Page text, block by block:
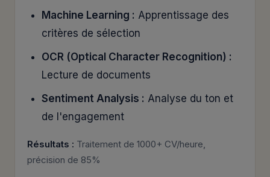
Machine Learning : Apprentissage des
critères de sélection
OCR (Optical Character Recognition) :
Lecture de documents
Sentiment Analysis : Analyse du ton et
de l'engagement
Résultats : Traitement de 1000+ CV/heure,
précision de 85%